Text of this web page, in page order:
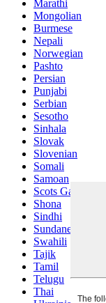
Marathi
Mongolian
Burmese
Nepali
Norwegian
Pashto
Persian
Punjabi
Serbian
Sesotho
Sinhala
Slovak
Slovenian
Somali
Samoan
Scots Gaelic
Shona
Sindhi
Sundanese
Swahili
Tajik
Tamil
Telugu
Thai